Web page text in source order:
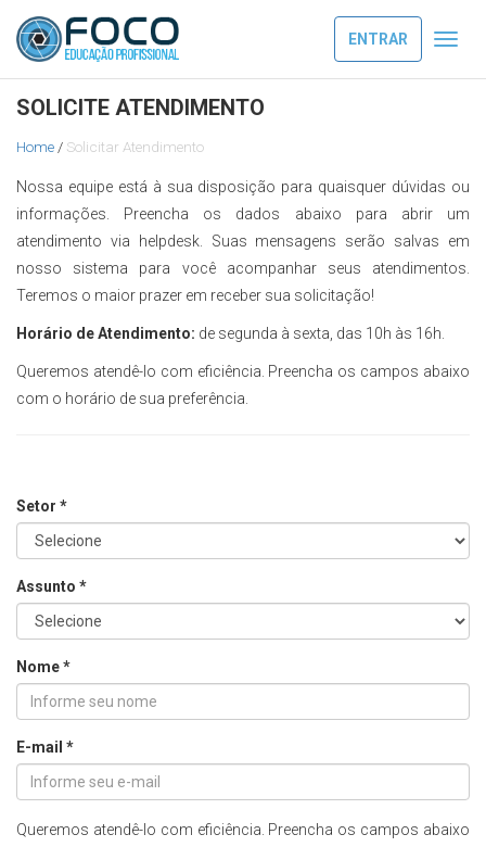
ENTRAR
SOLICITE ATENDIMENTO
Home / Solicitar Atendimento
Nossa equipe está à sua disposição para quaisquer dúvidas ou
informações. Preencha os dados abaixo para abrir um
atendimento via helpdesk. Suas mensagens serão salvas em
nosso sistema para você acompanhar seus atendimentos.
Teremos o maior prazer em receber sua solicitação!
Horário de Atendimento: de segunda à sexta, das 10h às 16h.
Queremos atendê-lo com eficiência. Preencha os campos abaixo
com o horário de sua preferência.
Setor *
Assunto *
Nome *
E-mail *
Queremos atendê-lo com eficiência. Preencha os campos abaixo